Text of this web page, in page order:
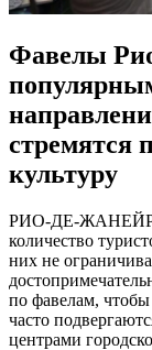
Фавелы
стремятся
культуру
РИО-ДЕ-ЖАНЕЙРО
количество
них не
по фавелам, чтобы
часто
центрами